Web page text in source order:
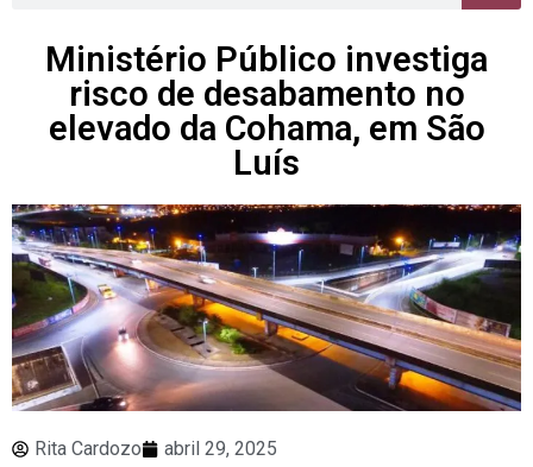
Ministério Público investiga
risco de desabamento no
elevado da Cohama, em São
Luís
Rita Cardozo abril 29, 2025